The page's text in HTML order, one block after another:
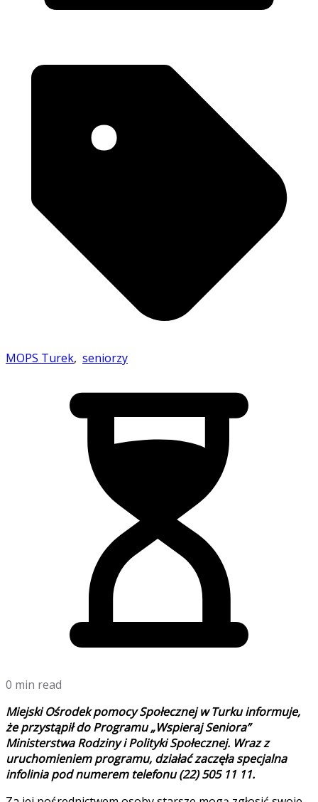
MOPS Turek, seniorzy
0 min read
Miejski Ośrodek pomocy Społecznej w Turku informuje,
że przystąpił do Programu „Wspieraj Seniora”
Ministerstwa Rodziny i Polityki Społecznej. Wraz z
uruchomieniem programu, działać zaczęła specjalna
infolinia pod numerem telefonu (22) 505 11 11.